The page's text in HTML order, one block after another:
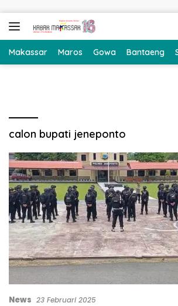
Makassar Maros Gowa Bantaeng
calon bupati jeneponto
News 23 Februari 2025